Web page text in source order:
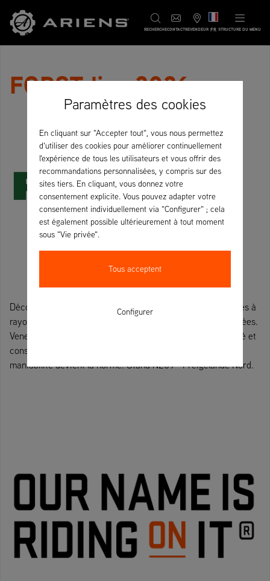
RECHERCHECONTACTREVENDEUR FR STRUCTURE DU MENU
FORST live 2026
Découvrez les performances professionnelles des tondeuses à
rayon de braquage zéro pour les grandes surfaces structurées.
Venez essayer nos machines, discuter des gains d'efficacité et
constater comment la productivité évolue lorsque la
maniabilité devient la norme. Stand N209 - Freigelände Nord.
Paramètres des cookies
En cliquant sur "Accepter tout", vous nous permettez
d'utiliser des cookies pour améliorer continuellement
l'expérience de tous les utilisateurs et vous offrir des
recommandations personnalisées, y compris sur des
sites tiers. En cliquant, vous donnez votre
consentement explicite. Vous pouvez adapter votre
consentement individuellement via "Configurer" ; cela
est également possible ultérieurement à tout moment
sous "Vie privée".
Tous acceptent
Configurer